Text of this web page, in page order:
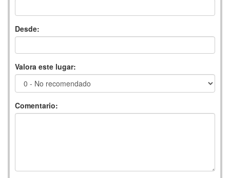
Desde:
Valora este lugar:
Comentario: